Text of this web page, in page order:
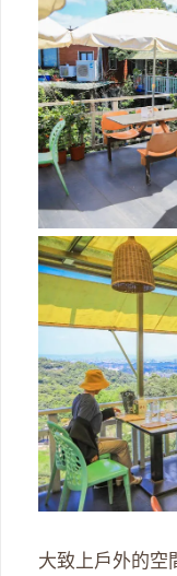
大致上戶外的空